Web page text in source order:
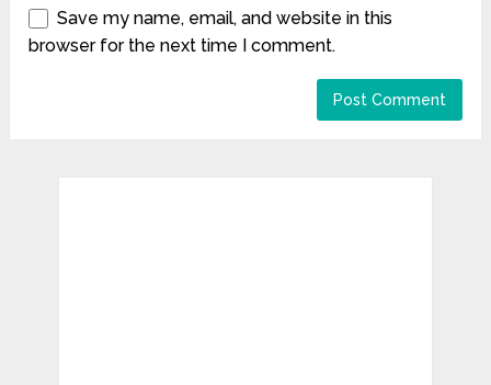
Save my name, email, and website in this
browser for the next time I comment.